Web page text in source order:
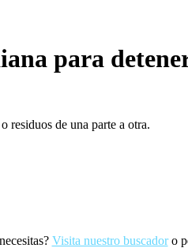
para
residuos de una parte a otra.
Visita nuestro buscadoro